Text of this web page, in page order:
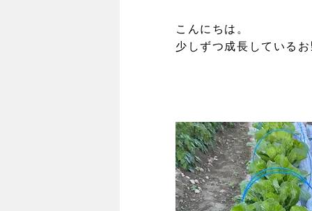
こんにちは。
少しずつ成長している